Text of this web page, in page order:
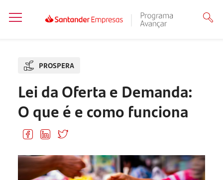
PROSPERA
Lei da Oferta e Demanda:
O que é e como funciona